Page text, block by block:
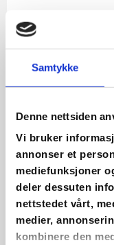
Samtykke
Denne nettsiden
Vi bruker
annonser et
mediefunksjoner
deler dessuten
nettstedet vårt,
medier,
kombinere den
Vi tilbyr nå også
bursdager eller
Pris: 1000,-
Mat og drikke er
Før du leier
Det er viktig at du
Ta deg tid til å
ovenfor
Inkludert i leien